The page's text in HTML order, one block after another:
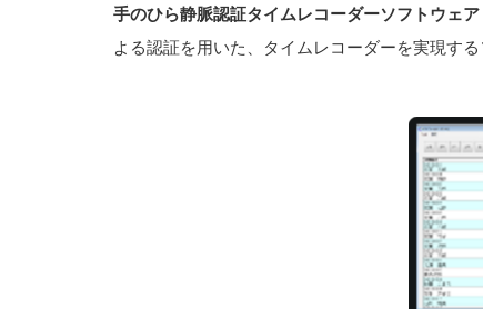
手のひら静脈認証タイムレコーダーソフトウェ
よる認証を用いた、タイムレコーダーを実現する